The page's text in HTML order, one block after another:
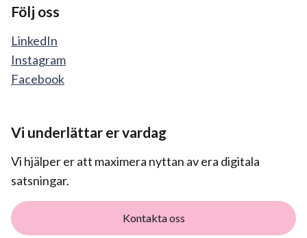
Följ oss
LinkedIn
Instagram
Facebook
Vi underlättar er vardag
Vi hjälper er att maximera nyttan av era digitala
satsningar.
Kontakta oss